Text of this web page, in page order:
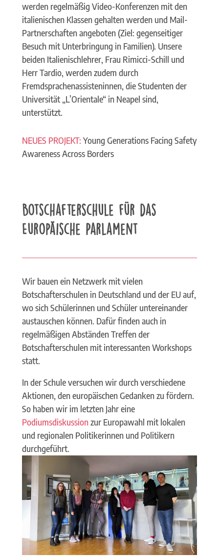
werden regelmäßig Video-Konferenzen mit den
italienischen Klassen gehalten werden und Mail-
Partnerschaften angeboten (Ziel: gegenseitiger
Besuch mit Unterbringung in Familien). Unsere
beiden Italienischlehrer, Frau Rimicci-Schill und
Herr Tardio, werden zudem durch
Fremdsprachenassisteninnen, die Studenten der
Universität „L’Orientale“ in Neapel sind,
unterstützt.
NEUES PROJEKT: Young Generations Facing Safety
Awareness Across Borders
Botschafterschule für das
Europäische Parlament
Wir bauen ein Netzwerk mit vielen
Botschafterschulen in Deutschland und der EU auf,
wo sich Schülerinnen und Schüler untereinander
austauschen können. Dafür finden auch in
regelmäßigen Abständen Treffen der
Botschafterschulen mit interessanten Workshops
statt.
In der Schule versuchen wir durch verschiedene
Aktionen, den europäischen Gedanken zu fördern.
So haben wir im letzten Jahr eine
Podiumsdiskussionzur Europawahl mit lokalen
und regionalen Politikerinnen und Politikern
durchgeführt.